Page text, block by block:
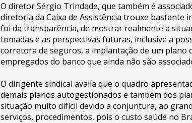
O diretor Sérgio Trindade, que também é
diretoria da Caixa de Assistência trouxe bastante
foi da transparência, de mostrar realmente a
tomadas e as perspectivas futuras, inclusive a
corretora de seguros, a implantação de um plano
empregados do banco que ainda não são
O dirigente sindical avalia que o quadro
demais planos autogestionados e também dos
situação muito difícil devido a conjuntura, ao
serviços, procedimentos, pois o custo saúde no